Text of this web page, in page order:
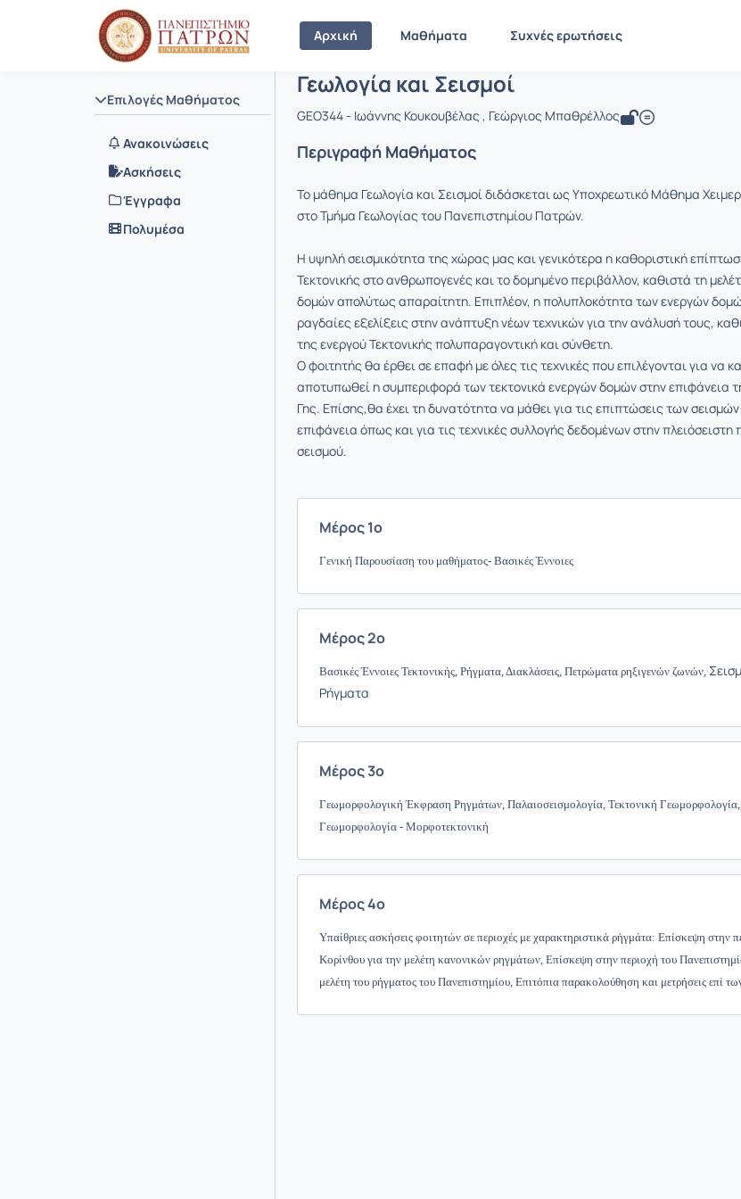
Αρχική Μαθήματα Συχνές ερωτήσεις
Επιλογές Μαθήματος
Ανακοινώσεις
Ασκήσεις
Έγγραφα
Πολυμέσα
Αρχική Σελίδα Γεωλογία και Σεισμοί
Μάθημα : Γεωλογία και Σεισμοί
Κωδικός : GEO344
Γεωλογία και Σεισμοί
GEO344 - Ιωάννης Κουκουβέλας , Γεώργιος Μπαθρέλλος
Περιγραφή Μαθήματος
Το μάθημα Γεωλογία και Σεισμοί διδάσκεται ως Υποχρεωτικό Μάθημα
στο Τμήμα Γεωλογίας του Πανεπιστημίου Πατρών.
Η υψηλή σεισμικότητα της χώρας μας και γενικότερα η καθοριστική
Τεκτονικής στο ανθρωπογενές και το δομημένο περιβάλλον, καθιστά τη
δομών απολύτως απαραίτητη. Επιπλέον, η πολυπλοκότητα των ενεργών
ραγδαίες εξελίξεις στην ανάπτυξη νέων τεχνικών για την ανάλυσή τους,
της ενεργού Τεκτονικής πολυπαραγοντική και σύνθετη.
Ο φοιτητής θα έρθει σε επαφή με όλες τις τεχνικές που επιλέγονται για να
αποτυπωθεί η συμπεριφορά των τεκτονικά ενεργών δομών στην επιφάνεια
Γης. Επίσης,θα έχει τη δυνατότητα να μάθει για τις επιπτώσεις των σεισμών
επιφάνεια όπως και για τις τεχνικές συλλογής δεδομένων στην πλειόσειστη
σεισμού.
Μέρος 1ο
Γενική Παρουσίαση του μαθήματος- Βασικές Έννοιες
Μέρος 2ο
Βασικές Έννοιες Τεκτονικής, Ρήγματα, Διακλάσεις, Πετρώματα ρηξιγενών ζωνών,
Ρήγματα
Μέρος 3ο
Γεωμορφολογική Έκφραση Ρηγμάτων, Παλαιοσεισμολογία, Τεκτονική
Γεωμορφολογία - Μορφοτεκτονική
Μέρος 4ο
Υπαίθριες ασκήσεις φοιτητών σε περιοχές με χαρακτηριστικά ρήγμάτα: Επίσκεψη στην
Κορίνθου για την μελέτη κανονικών ρηγμάτων, Επίσκεψη στην περιοχή του
μελέτη του ρήγματος του Πανεπιστημίου, Επιτόπια παρακολούθηση και μετρήσεις επί